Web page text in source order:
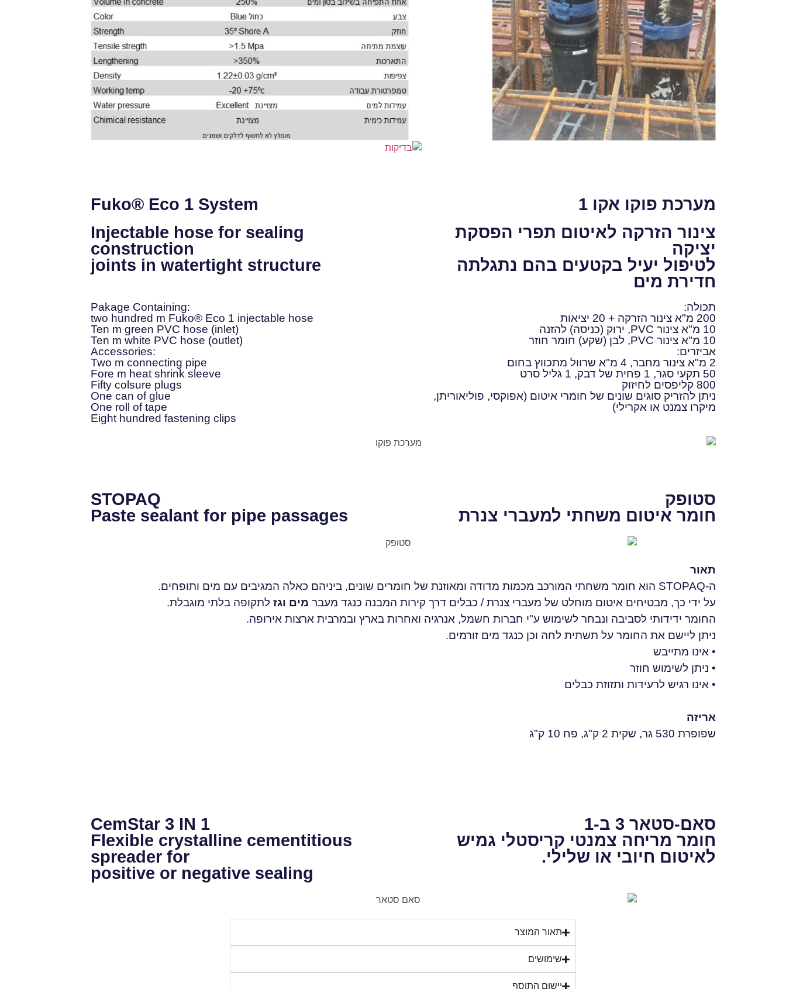
מערכת פוקו אקו 1
Fuko® Eco 1 System
צינור הזרקה לאיטום תפרי הפסקת
יציקה
לטיפול יעיל בקטעים בהם נתגלתה
חדירת מים
Injectable hose for sealing
construction
joints in watertight structure
תכולה:
200 מ"א צינור הזרקה + 20 יציאות
10 מ"א צינור PVC, ירוק (כניסה) להזנה
10 מ"א צינור PVC, לבן (שקע) חומר חוזר
אביזרים:
2 מ"א צינור מחבר, 4 מ"א שרוול מתכווץ בחום
50 תקעי סגר, 1 פחית של דבק, 1 גליל סרט
800 קליפסים לחיזוק
ניתן להזריק סוגים שונים של חומרי איטום (אפוקסי, פוליאוריתן,
מיקרו צמנט או אקרילי)
:Pakage Containing
two hundred m Fuko® Eco 1 injectable hose
Ten m green PVC hose (inlet)
Ten m white PVC hose (outlet)
:Accessories
Two m connecting pipe
Fore m heat shrink sleeve
Fifty colsure plugs
One can of glue
One roll of tape
Eight hundred fastening clips
סטופק
חומר איטום משחתי למעברי צנרת
STOPAQ
Paste sealant for pipe passages
תאור
ה-STOPAQ הוא חומר משחתי המורכב מכמות מדודה ומאוזנת של חומרים שונים, ביניהם כאלה המגיבים עם מים ותופחים.
על ידי כך, מבטיחים איטום מוחלט של מעברי צנרת / כבלים דרך קירות המבנה כנגד מעבר מים וגז לתקופה בלתי מוגבלת.
החומר ידידותי לסביבה ונבחר לשימוש ע"י חברות חשמל, אנרגיה ואחרות בארץ ובמרבית ארצות אירופה.
ניתן ליישם את החומר על תשתית לחה וכן כנגד מים זורמים.
• אינו מתייבש
• ניתן לשימוש חוזר
• אינו רגיש לרעידות ותזוזת כבלים
אריזה
שפופרת 530 גר, שקית 2 ק"ג, פח 10 ק"ג
סאם-סטאר 3 ב-1
חומר מריחה צמנטי קריסטלי גמיש
לאיטום חיובי או שלילי.
CemStar 3 IN 1
Flexible crystalline cementitious
spreader for
positive or negative sealing
תאור המוצר
שימושים
יישום התוסף